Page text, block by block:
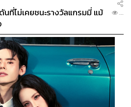
ที่ไม่เคยชนะรางวัลแกรมมี่ แม้
...